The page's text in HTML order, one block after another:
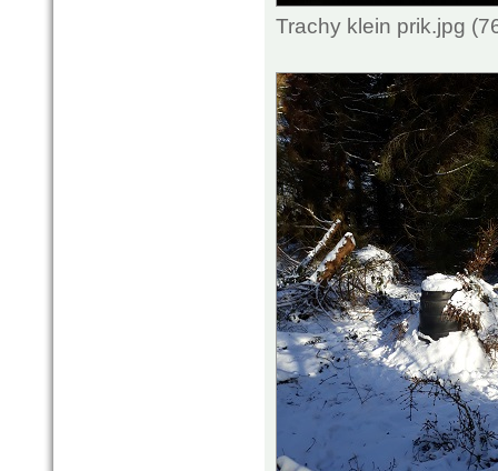
Trachy klein prik.jpg